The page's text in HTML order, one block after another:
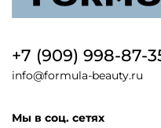
+7 (909) 998-87-
info@formula-beauty.ru
Мы в соц. сетях